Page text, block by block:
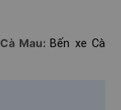
Mau: Bến xe Cà